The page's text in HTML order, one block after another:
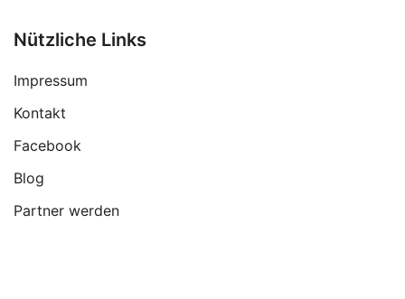
Nützliche Links
Impressum
Kontakt
Facebook
Blog
Partner werden